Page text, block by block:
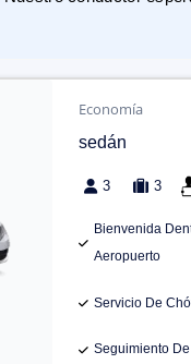
Economía
sedán
3 3
Bienvenida
Aeropuerto
Servicio De
Seguimiento